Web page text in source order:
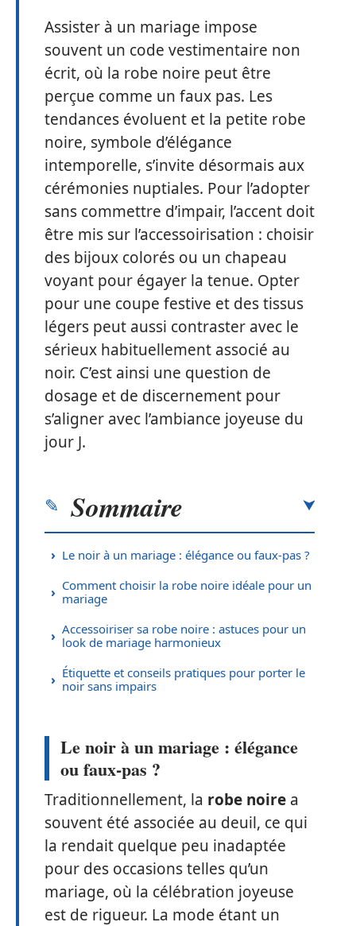
Assister à un mariage impose
souvent un code vestimentaire non
écrit, où la robe noire peut être
perçue comme un faux pas. Les
tendances évoluent et la petite robe
noire, symbole d’élégance
intemporelle, s’invite désormais aux
cérémonies nuptiales. Pour l’adopter
sans commettre d’impair, l’accent doit
être mis sur l’accessoirisation : choisir
des bijoux colorés ou un chapeau
voyant pour égayer la tenue. Opter
pour une coupe festive et des tissus
légers peut aussi contraster avec le
sérieux habituellement associé au
noir. C’est ainsi une question de
dosage et de discernement pour
s’aligner avec l’ambiance joyeuse du
jour J.
Sommaire
Le noir à un mariage : élégance ou faux-pas ?
Comment choisir la robe noire idéale pour un
mariage
Accessoiriser sa robe noire : astuces pour un
look de mariage harmonieux
Étiquette et conseils pratiques pour porter le
noir sans impairs
Le noir à un mariage : élégance
ou faux-pas ?
Traditionnellement, la robe noire a
souvent été associée au deuil, ce qui
la rendait quelque peu inadaptée
pour des occasions telles qu’un
mariage, où la célébration joyeuse
est de rigueur. La mode étant un